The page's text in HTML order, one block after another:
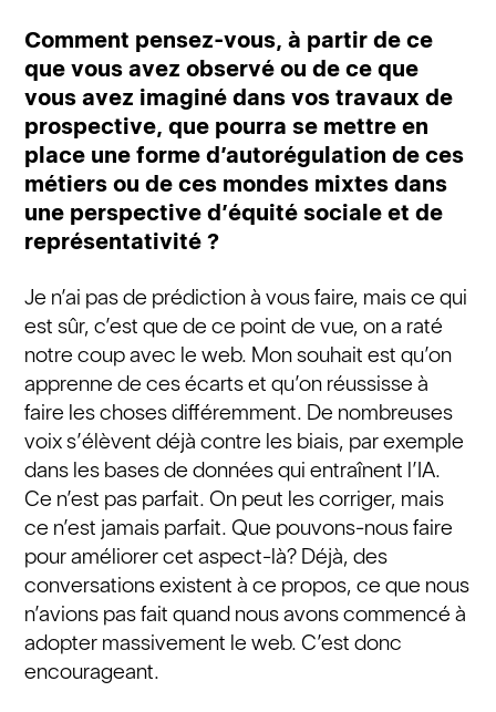
Comment pensez-vous, à partir de ce
que vous avez observé ou de ce que
vous avez imaginé dans vos travaux de
prospective, que pourra se mettre en
place une forme d’autorégulation de ces
métiers ou de ces mondes mixtes dans
une perspective d’équité sociale et de
représentativité ?
Je n’ai pas de prédiction à vous faire, mais ce qui
est sûr, c’est que de ce point de vue, on a raté
notre coup avec le web. Mon souhait est qu’on
apprenne de ces écarts et qu’on réussisse à
faire les choses différemment. De nombreuses
voix s’élèvent déjà contre les biais, par exemple
dans les bases de données qui entraînent l’IA.
Ce n’est pas parfait. On peut les corriger, mais
ce n’est jamais parfait. Que pouvons-nous faire
pour améliorer cet aspect-là? Déjà, des
conversations existent à ce propos, ce que nous
n’avions pas fait quand nous avons commencé à
adopter massivement le web. C’est donc
encourageant.